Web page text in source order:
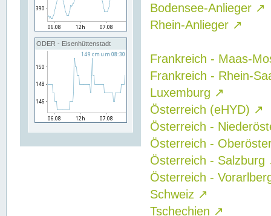
ODER - Eisenhüttenstadt
Bodensee-Anlieger ↗
Rhein-Anlieger ↗
Frankreich - Maas-
Frankreich - Rhein-
Luxemburg ↗
Österreich (eHYD) ↗
Österreich -
Österreich -
Österreich - Salzburg
Österreich -
Schweiz ↗
Tschechien ↗